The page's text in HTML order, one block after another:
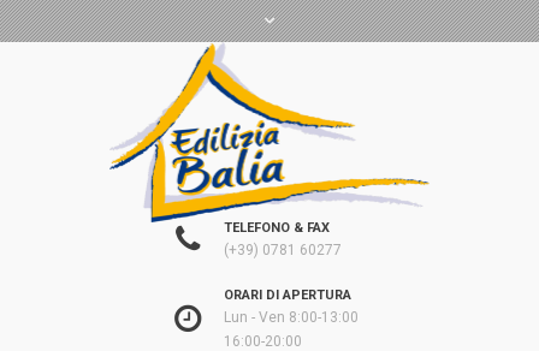
TELEFONO & FAX
(+39) 0781 60277
ORARI DI APERTURA
Lun - Ven 8:00-13:00
16:00-20:00